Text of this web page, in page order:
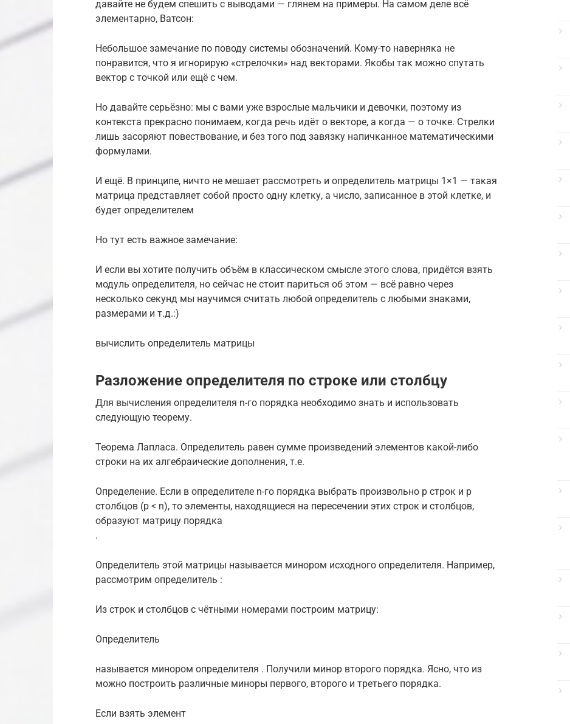
давайте не будем спешить с выводами — глянем на примеры. На самом деле всё
элементарно, Ватсон:
Небольшое замечание по поводу системы обозначений. Кому-то наверняка не
понравится, что я игнорирую «стрелочки» над векторами. Якобы так можно спутать
вектор с точкой или ещё с чем.
Но давайте серьёзно: мы с вами уже взрослые мальчики и девочки, поэтому из
контекста прекрасно понимаем, когда речь идёт о векторе, а когда — о точке. Стрелки
лишь засоряют повествование, и без того под завязку напичканное математическими
формулами.
И ещё. В принципе, ничто не мешает рассмотреть и определитель матрицы 1×1 — такая
матрица представляет собой просто одну клетку, а число, записанное в этой клетке, и
будет определителем
Но тут есть важное замечание:
И если вы хотите получить объём в классическом смысле этого слова, придётся взять
модуль определителя, но сейчас не стоит париться об этом — всё равно через
несколько секунд мы научимся считать любой определитель с любыми знаками,
размерами и т.д.:)
вычислить определитель матрицы
Разложение определителя по строке или столбцу
Для вычисления определителя n-го порядка необходимо знать и использовать
следующую теорему.
Теорема Лапласа. Определитель равен сумме произведений элементов какой-либо
строки на их алгебраические дополнения, т.е.
Определение. Если в определителе n-го порядка выбрать произвольно p строк и p
столбцов (p < n), то элементы, находящиеся на пересечении этих строк и столбцов,
образуют матрицу порядка
.
Определитель этой матрицы называется минором исходного определителя. Например,
рассмотрим определитель :
Из строк и столбцов с чётными номерами построим матрицу:
Определитель
называется минором определителя . Получили минор второго порядка. Ясно, что из
можно построить различные миноры первого, второго и третьего порядка.
Если взять элемент